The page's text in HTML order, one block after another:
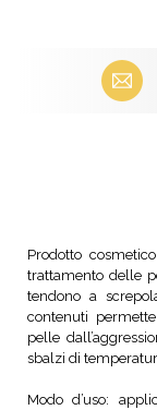
Email
Prodotto
trattamento delle
tendono a
contenuti
pelle
sbalzi di
Modo d’uso: